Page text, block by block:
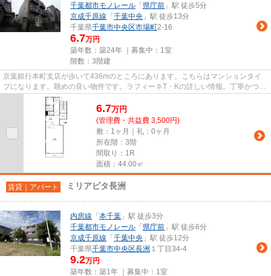
千葉都市モノレール 「 県庁前 」駅 徒歩5分
京成千原線 「 千葉中央 」駅 徒歩13分
千葉県千葉市中央区市場町2-16
6.7万円
築年数：築24年 ｜募集中： 1室
階数：3階建
京葉銀行本町支店が歩いて436mのところにあります。こちらはマンションタイ
プになります。眺めの良い物件です。ラフィーネT・Kの詳しい情報。丁寧かつ迅
速な対応がモットーのアルカン...
6.7万円
(管理費・共益費 3,500円)
敷：1ヶ月｜礼：0ヶ月
所在階：3階
間取り：1R
面積：44.00㎡
賃貸｜アパート ミリアビタ長洲
内房線 「 本千葉 」駅 徒歩3分
千葉都市モノレール 「 県庁前 」駅 徒歩6分
京成千原線 「 千葉中央 」駅 徒歩12分
千葉県千葉市中央区長洲 １丁目34-4
9.2万円
築年数：築1年 ｜募集中： 1室